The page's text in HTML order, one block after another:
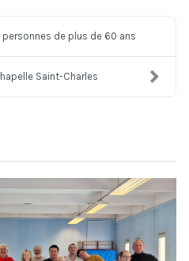
de plus de 60 ans
Saint-Charles